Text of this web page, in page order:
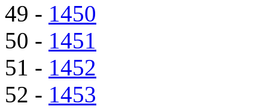
49 - 1450
50 - 1451
51 - 1452
52 - 1453